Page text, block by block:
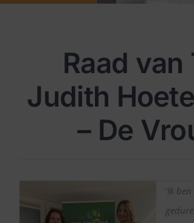
Raad
Judith
– De
‘Ik